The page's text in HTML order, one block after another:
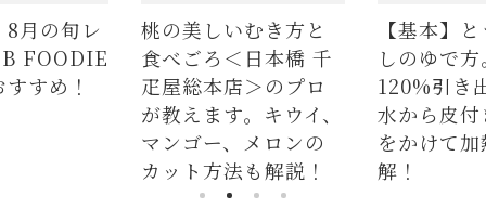
いむき方と
＜日本橋 千
店＞のプロ
【基本】とうもろこ
しのゆで方。甘さを
120%引き出すには、
水から皮付き＆時間
をかけて加熱が正
解！
【簡単
の人気
ラダは
麺、よ
つかな
説！